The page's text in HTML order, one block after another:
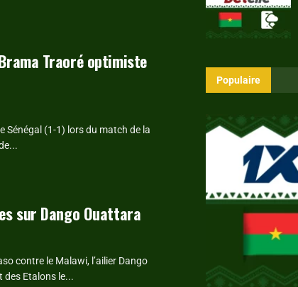
Traoré optimiste
Sénégal (1-1) lors du match de la
sur Dango Ouattara
contre le Malawi, l’ailier Dango
des Etalons le...
Populaire